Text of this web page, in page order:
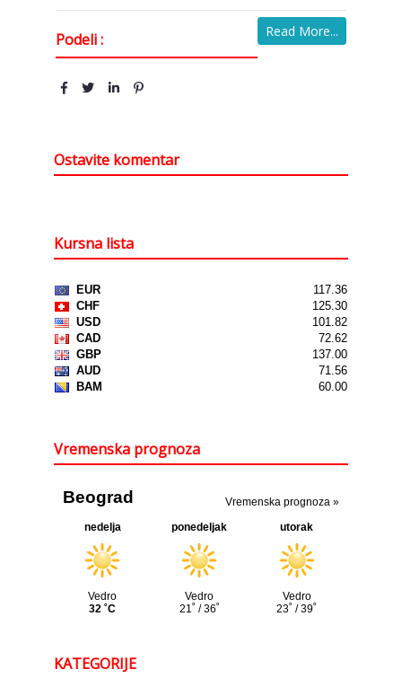
Read More...
Podeli :
Ostavite komentar
Kursna lista
Vremenska prognoza
KATEGORIJE